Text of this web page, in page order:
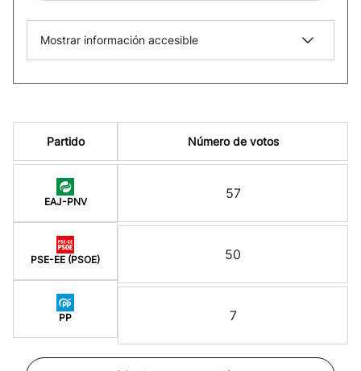
Mostrar información accesible
Partido
EAJ-PNV
PSE-EE (PSOE)
PP
Número de votos
57
50
7